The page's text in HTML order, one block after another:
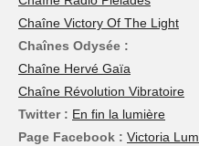
Chaîne Victory Of The Light
Chaînes Odysée :
Chaîne Hervé Gaïa
Chaîne Révolution Vibratoire
Twitter : En fin la lumière
Page Facebook : Victoria